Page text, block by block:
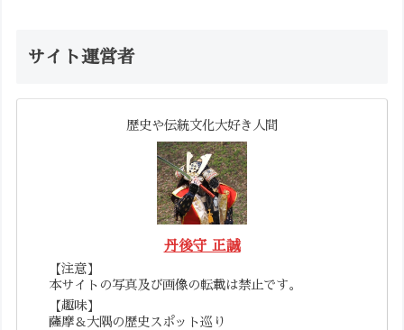
サイト運営者
歴史や伝統文化大好き人間
丹後守 正誠
【注意】
本サイトの写真及び画像の転載は禁止です。
【趣味】
薩摩＆大隅の歴史スポット巡り